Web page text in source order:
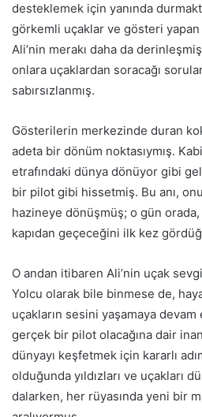
desteklemek için yanında
görkemli uçaklar ve gösteri yapan
Ali’nin merakı daha da
onlara uçaklardan soracağı
sabırsızlanmış.
Gösterilerin merkezinde duran
adeta bir dönüm noktasıymış.
etrafındaki dünya dönüyor gibi
bir pilot gibi hissetmiş. Bu anı,
hazineye dönüşmüş; o gün
kapıdan geçeceğini ilk kez
O andan itibaren Ali’nin uçak
Yolcu olarak bile binmese de,
uçakların sesini yaşamaya
gerçek bir pilot olacağına dair
dünyayı keşfetmek için kararlı
olduğunda yıldızları ve uçakları
dalarken, her rüyasında yeni bir